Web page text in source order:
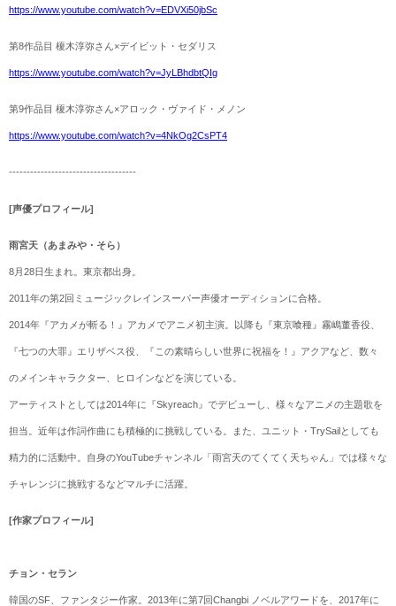
https://www.youtube.com/watch?v=EDVXi50jbSc
第8作品目 榎木淳弥さん×デイビット・セダリス
https://www.youtube.com/watch?v=JyLBhdbtQIg
第9作品目 榎木淳弥さん×アロック・ヴァイド・メノン
https://www.youtube.com/watch?v=4NkOg2CsPT4
------------------------------------
[声優プロフィール]
雨宮天（あまみや・そら）
8月28日生まれ。東京都出身。
2011年の第2回ミュージックレインスーパー声優オーディションに合格。
2014年『アカメが斬る！』アカメでアニメ初主演。以降も『東京喰種』霧嶋董香役、
『七つの大罪』エリザベス役、『この素晴らしい世界に祝福を！』アクアなど、数々
のメインキャラクター、ヒロインなどを演じている。
アーティストとしては2014年に『Skyreach』でデビューし、様々なアニメの主題歌を
担当。近年は作詞作曲にも積極的に挑戦している。また、ユニット・TrySailとしても
精力的に活動中。自身のYouTubeチャンネル「雨宮天のてくてく天ちゃん」では様々な
チャレンジに挑戦するなどマルチに活躍。
[作家プロフィール]
チョン・セラン
韓国のSF、ファンタジー作家。2013年に第7回Changbi ノベルアワードを、2017年に